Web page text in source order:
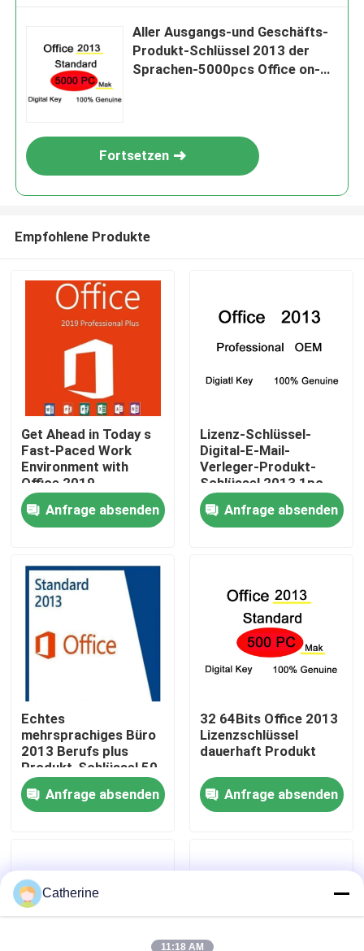
Zu Hause
Produkte
Videos
Über uns
Kontakt mit uns
Neuigkeiten
Office 2024 Schlüssel kaufen
Berufsplus des Büros 2021
Aller Ausgangs-und Geschäfts-
Produkt-Schlüssel 2013 der
Sprachen-5000pcs Office on-
Fortsetzen
Empfohlene Produkte
Get Ahead in Today s
Fast-Paced Work
Environment with
Office 2019
Professional Plus
Anfrage absenden
Lizenz-Schlüssel-
Digital-E-Mail-
Verleger-Produkt-
Schlüssel 2013 1pc
Office 2013
Anfrage absenden
Echtes
mehrsprachiges Büro
2013 Berufs plus
Produkt-Schlüssel 50
PC
Anfrage absenden
32 64Bits Office 2013
Lizenzschlüssel
dauerhaft Produkt
Anfrage absenden
Catherine
11:18 AM